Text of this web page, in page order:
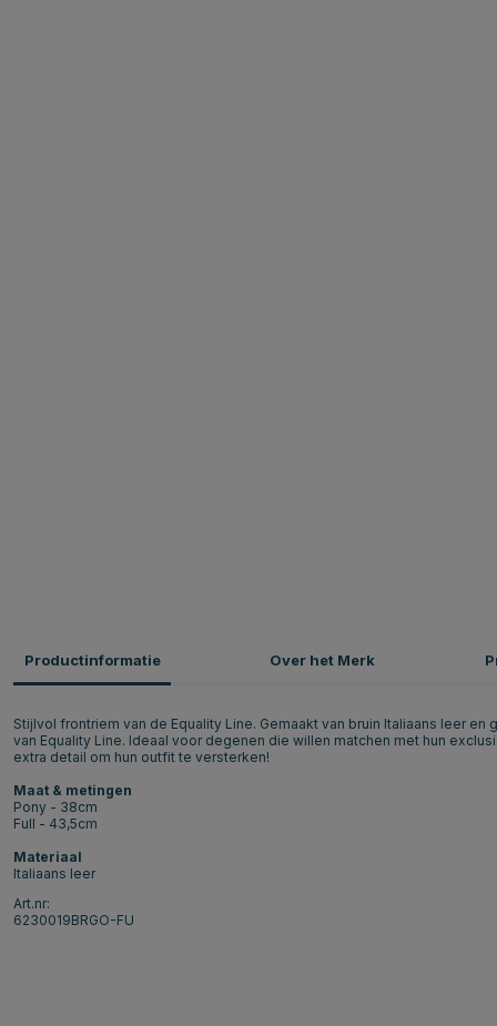
Productinformatie
Stijlvol frontriem van de Equality Line. Gemaakt van bruin Italiaans leer
van Equality Line. Ideaal voor degenen die willen matchen met hun
extra detail om hun outfit te versterken!
Maat & metingen
Pony - 38cm
Full - 43,5cm
Materiaal
Italiaans leer
Art.nr:
6230019BRGO-FU
Over het Merk